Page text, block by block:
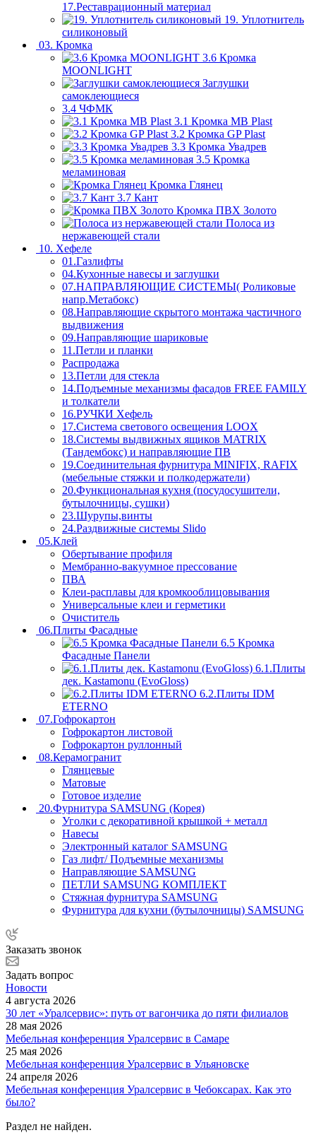
17.Реставрационный материал
19. Уплотнитель
силиконовый
03. Кромка
3.6 Кромка
MOONLIGHT
Заглушки
самоклеющиеся
3.4 ЧФМК
3.1 Кромка MB Plast
3.2 Кромка GP Plast
3.3 Кромка Увадрев
3.5 Кромка
меламиновая
Кромка Глянец
3.7 Кант
Кромка ПВХ Золото
Полоса из
нержавеющей стали
10. Хефеле
01.Газлифты
04.Кухонные навесы и заглушки
07.НАПРАВЛЯЮЩИЕ СИСТЕМЫ( Роликовые
напр.Метабокс)
08.Направляющие скрытого монтажа частичного
выдвижения
09.Направляющие шариковые
11.Петли и планки
Распродажа
13.Петли для стекла
14.Подъемные механизмы фасадов FREE FAMILY
и толкатели
16.РУЧКИ Хефель
17.Система светового освещения LOOX
18.Системы выдвижных ящиков MATRIX
(Тандембокс) и направляющие ПВ
19.Соединительная фурнитура MINIFIX, RAFIX
(мебельные стяжки и полкодержатели)
20.Функциональная кухня (посудосушители,
бутылочницы, сушки)
23.Шурупы,винты
24.Раздвижные системы Slido
05.Клей
Обертывание профиля
Мембранно-вакуумное прессование
ПВА
Клеи-расплавы для кромкооблицовывания
Универсальные клеи и герметики
Очиститель
06.Плиты Фасадные
6.5 Кромка
Фасадные Панели
6.1.Плиты
дек. Kastamonu (EvoGloss)
6.2.Плиты IDM
ETERNO
07.Гофрокартон
Гофрокартон листовой
Гофрокартон руллонный
08.Керамогранит
Глянцевые
Матовые
Готовое изделие
20.Фурнитура SAMSUNG (Корея)
Уголки с декоративной крышкой + металл
Навесы
Электронный каталог SAMSUNG
Газ лифт/ Подъемные механизмы
Направляющие SAMSUNG
ПЕТЛИ SAMSUNG КОМПЛЕКТ
Стяжная фурнитура SAMSUNG
Фурнитура для кухни (бутылочницы) SAMSUNG
Заказать звонок
Задать вопрос
Новости
4 августа 2026
30 лет «Уралсервис»: путь от вагончика до пяти филиалов
28 мая 2026
Мебельная конференция Уралсервис в Самаре
25 мая 2026
Мебельная конференция Уралсервис в Ульяновске
24 апреля 2026
Мебельная конференция Уралсервис в Чебоксарах. Как это
было?
Раздел не найден.